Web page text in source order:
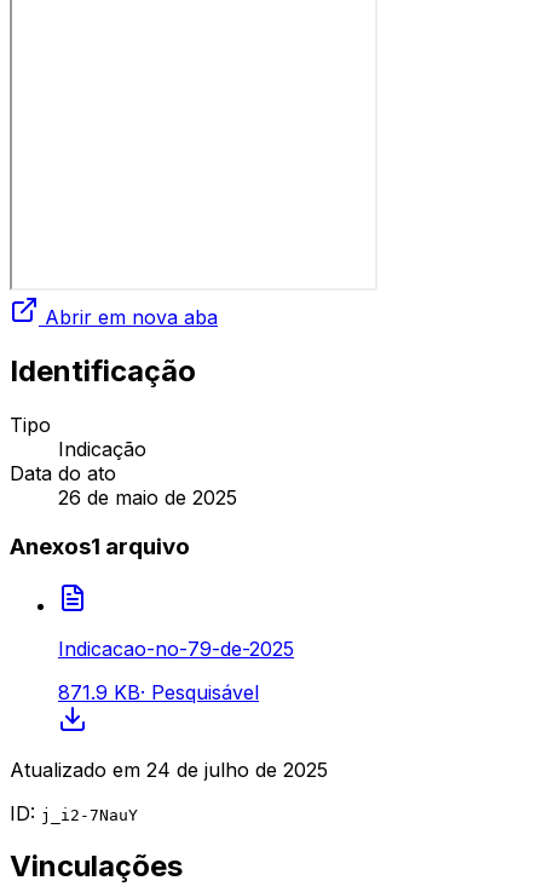
Abrir em nova aba
Identificação
Tipo
Indicação
Data do ato
26 de maio de 2025
Anexos1 arquivo
Indicacao-no-79-de-2025
871.9 KB· Pesquisável
Atualizado em 24 de julho de 2025
ID: j_i2-7NauY
Vinculações